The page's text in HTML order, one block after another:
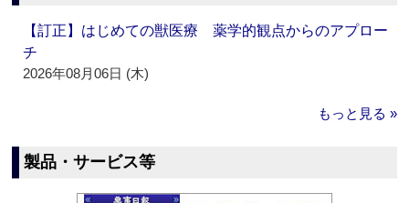
【訂正】はじめての獣医療 薬学的観点からのアプロー
チ
2026年08月06日 (木)
もっと見る »
製品・サービス等